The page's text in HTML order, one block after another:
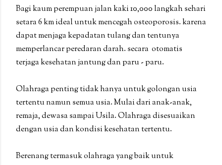
Bagi kaum perempuan jalan kaki 10,000 langkah sehari
setara 6 km ideal untuk mencegah osteoporosis. karena
dapat menjaga kepadatan tulang dan tentunya
memperlancar peredaran darah. secara otomatis
terjaga kesehatan jantung dan paru - paru.
Olahraga penting tidak hanya untuk golongan usia
tertentu namun semua usia. Mulai dari anak-anak,
remaja, dewasa sampai Usila. Olahraga disesuaikan
dengan usia dan kondisi kesehatan tertentu.
Berenang termasuk olahraga yang baik untuk